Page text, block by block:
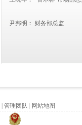
尹邦明： 财务部总监
管理团队 网站地图